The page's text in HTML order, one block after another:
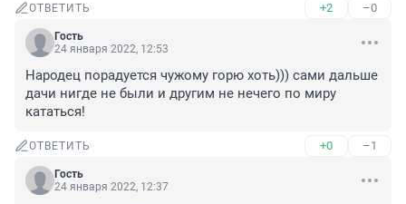
ОТВЕТИТЬ +2 –0
Гость
24 января 2022, 12:53
Народец порадуется чужому горю хоть))) сами дальше
дачи нигде не были и другим не нечего по миру
кататься!
ОТВЕТИТЬ +0 –1
Гость
24 января 2022, 12:37